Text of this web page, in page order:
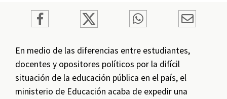
En medio de las diferencias entre estudiantes,
docentes y opositores políticos por la difícil
situación de la educación pública en el país, el
ministerio de Educación acaba de expedir una